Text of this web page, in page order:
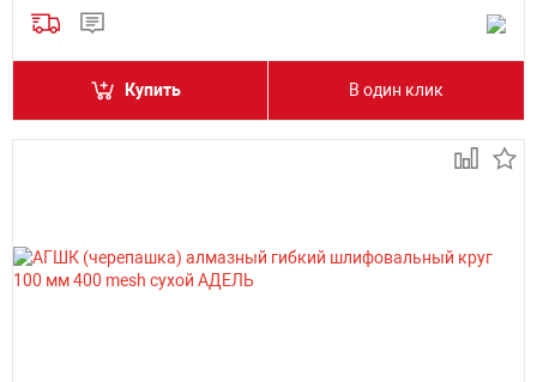
Купить В один клик